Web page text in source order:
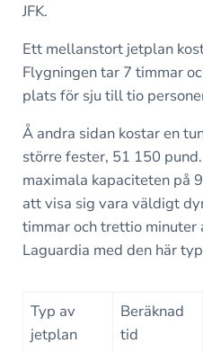
JFK.
Ett mellanstort jetplan
Flygningen tar 7 timmar
plats för sju till tio
Å andra sidan kostar en
större fester, 51 150
maximala kapaciteten på
att visa sig vara väldigt
timmar och trettio
Laguardia med den här
Typ av
jetplan
Beräknad
tid